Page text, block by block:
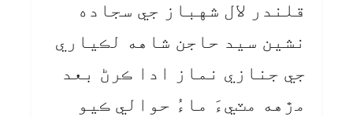
قلندر لال شهباز جي سجاده
نشين سيد حاجن شاهه لڪياري
جي جنازي نماز ادا ڪرڻ بعد
مڙهه مٽيءَ ماءُ حوالي ڪيو